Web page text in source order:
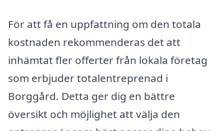
För att få en uppfattning om den totala
kostnaden rekommenderas det att
inhämtat fler offerter från lokala företag
som erbjuder totalentreprenad i
Borggård. Detta ger dig en bättre
översikt och möjlighet att välja den